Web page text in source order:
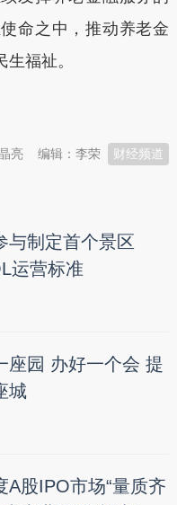
命之中，推动养老金
福祉。
财经频道
编辑：李荣
亮
与制定首个景区
运营标准
座园 办好一个会 提
城
A股IPO市场“量质齐